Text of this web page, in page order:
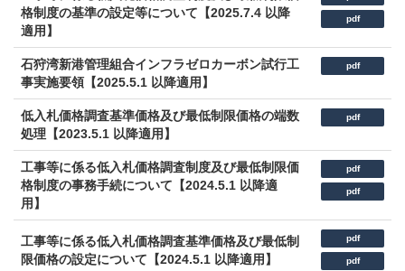
格制度の基準の設定等について【2025.7.4 以降
適用】
pdf
石狩湾新港管理組合インフラゼロカーボン試行工
事実施要領【2025.5.1 以降適用】
pdf
低入札価格調査基準価格及び最低制限価格の端数
処理【2023.5.1 以降適用】
pdf
工事等に係る低入札価格調査制度及び最低制限価
格制度の事務手続について【2024.5.1 以降適
用】
pdf
pdf
工事等に係る低入札価格調査基準価格及び最低制
限価格の設定について【2024.5.1 以降適用】
pdf
pdf